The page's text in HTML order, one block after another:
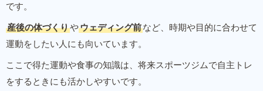
です。
産後の体づくりやウェディング前など、時期や目的に合わせて
運動をしたい人にも向いています。
ここで得た運動や食事の知識は、将来スポーツジムで自主トレ
をするときにも活かしやすいです。